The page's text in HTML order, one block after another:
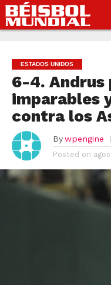
ESTADOS UNIDOS
6-4. Andrus
imparables
contra los
By wpengine
Posted on